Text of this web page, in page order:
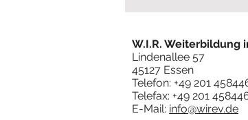
W.I.R. Weiterbildung
Lindenallee 57
45127 Essen
Telefon: +49 201
Telefax: +49 201
E-Mail: info@wirev.de